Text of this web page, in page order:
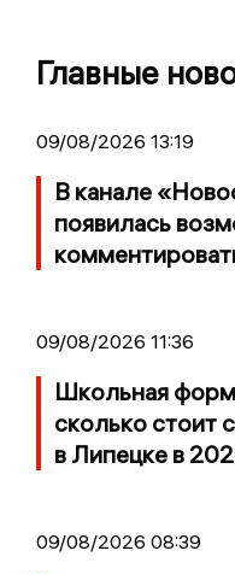
Главные
09/08/2026 13:19
В канале
появилась
09/08/2026 11:36
Школьная
сколько стоит
в Липецке в
09/08/2026 08:39